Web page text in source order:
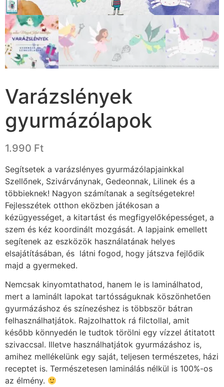
Varázslények
gyurmázólapok
1.990 Ft
Segítsetek a varázslényes gyurmázólapjainkkal
Szellőnek, Szivárványnak, Gedeonnak, Lilinek és a
többieknek! Nagyon számítanak a segítségetekre!
Fejlesszétek otthon eközben játékosan a
kézügyességet, a kitartást és megfigyelőképességet, a
szem és kéz koordinált mozgását. A lapjaink emellett
segítenek az eszközök használatának helyes
elsajátításában, és látni fogod, hogy játszva fejlődik
majd a gyermeked.
Nemcsak kinyomtathatod, hanem le is laminálhatod,
mert a laminált lapokat tartósságuknak köszönhetően
gyurmázáshoz és színezéshez is többször bátran
felhasználhatjátok. Rajzolhattok rá filctollal, amit
később könnyedén le tudtok törölni egy vízzel átitatott
szivaccsal. Illetve használhatjátok gyurmázáshoz is,
amihez mellékelünk egy saját, teljesen természetes, házi
receptet is. Természetesen laminálás nélkül is 100%-os
az élmény.